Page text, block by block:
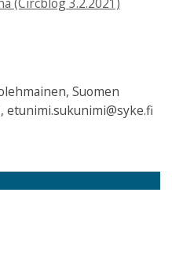
Suomen
etunimi.sukunimi@syke.fi